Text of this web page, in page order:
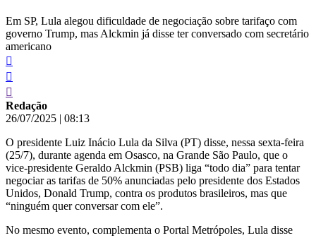
Em SP, Lula alegou dificuldade de negociação sobre tarifaço com
governo Trump, mas Alckmin já disse ter conversado com secretário
americano
Redação
26/07/2025 | 08:13
O presidente Luiz Inácio Lula da Silva (PT) disse, nessa sexta-feira
(25/7), durante agenda em Osasco, na Grande São Paulo, que o
vice-presidente Geraldo Alckmin (PSB) liga “todo dia” para tentar
negociar as tarifas de 50% anunciadas pelo presidente dos Estados
Unidos, Donald Trump, contra os produtos brasileiros, mas que
“ninguém quer conversar com ele”.
No mesmo evento, complementa o Portal Metrópoles, Lula disse